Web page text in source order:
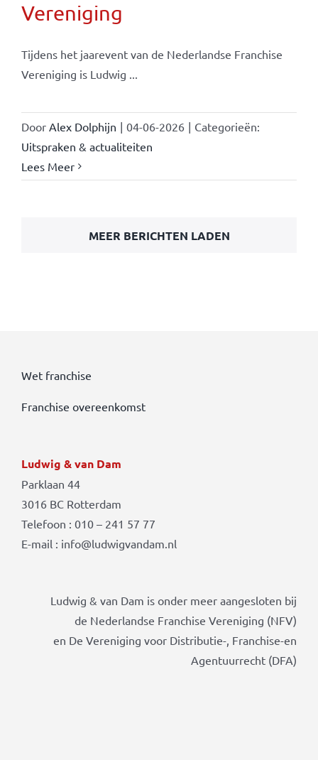
Vereniging
Tijdens het jaarevent van de Nederlandse Franchise
Vereniging is Ludwig ...
Door Alex Dolphijn | 04-06-2026 | Categorieën:
Uitspraken & actualiteiten
Lees Meer
MEER BERICHTEN LADEN
Wet franchise
Franchise overeenkomst
Ludwig & van Dam
Parklaan 44
3016 BC Rotterdam
Telefoon : 010 – 241 57 77
E-mail : info@ludwigvandam.nl
Ludwig & van Dam is onder meer aangesloten bij
de Nederlandse Franchise Vereniging (NFV)
en De Vereniging voor Distributie-, Franchise-en
Agentuurrecht (DFA)